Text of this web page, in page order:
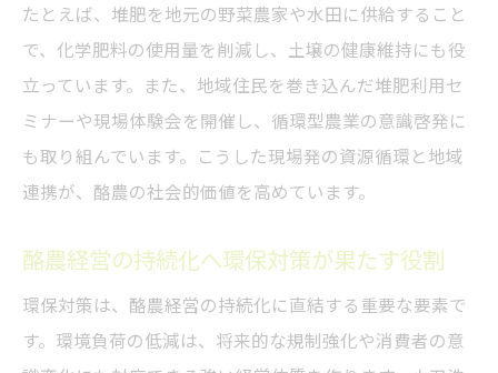
先進技術で変わる酪農現場の環境対策実例
バイオガスや堆肥化による酪農現場の革新
酪農の環境対策に役立つ新技術とその効果
法
酪農現場で実感できる環境技術導入の利点
たとえば、堆肥を地元の野菜農家や水田に供給すること
で、化学肥料の使用量を削減し、土壌の健康維持にも役
立っています。また、地域住民を巻き込んだ堆肥利用セ
ミナーや現場体験会を開催し、循環型農業の意識啓発に
も取り組んでいます。こうした現場発の資源循環と地域
連携が、酪農の社会的価値を高めています。
酪農経営の持続化へ環保対策が果たす役割
環保対策は、酪農経営の持続化に直結する重要な要素で
す。環境負荷の低減は、将来的な規制強化や消費者の意